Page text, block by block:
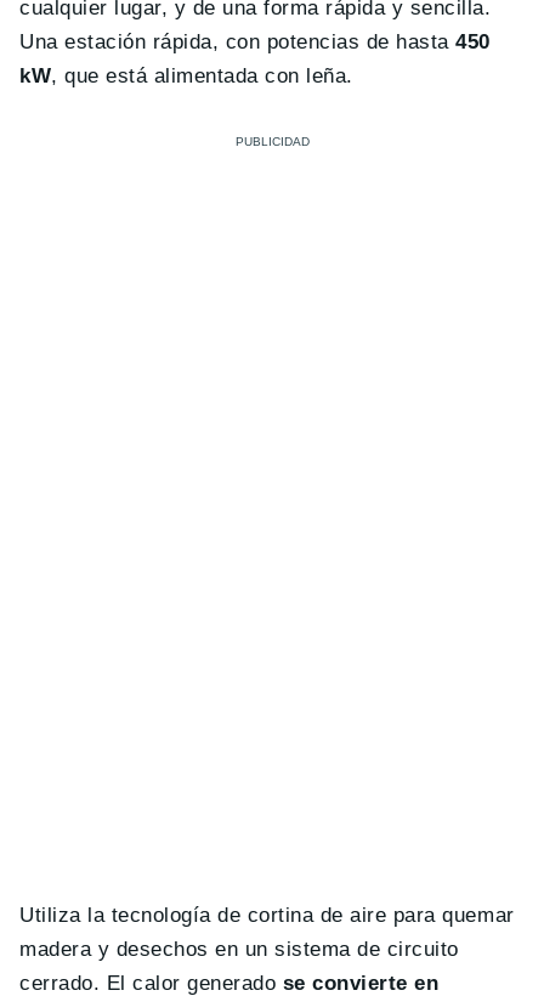
cualquier lugar, y de una forma rápida y sencilla.
Una estación rápida, con potencias de hasta450
kW, que está alimentada con leña.
Utiliza la tecnología de cortina de aire para quemar
madera y desechos en un sistema de circuito
cerrado. El calor generado se convierte en